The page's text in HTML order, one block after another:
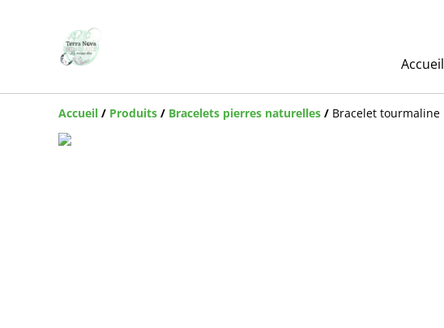
Accueil
Accueil / Produits / Bracelets pierres naturelles / Bracelet tourmaline